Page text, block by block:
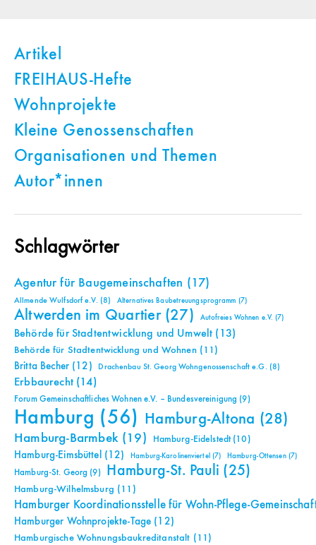
Artikel
FREIHAUS-Hefte
Wohnprojekte
Kleine Genossenschaften
Organisationen und Themen
Autor*innen
Schlagwörter
Agentur für Baugemeinschaften (17)
Allmende Wulfsdorf e.V. (8) Alternatives Baubetreuungsprogramm (7)
Altwerden im Quartier(27) Autofreies Wohnen e.V. (7)
Behörde für Stadtentwicklung und Umwelt (13)
Behörde für Stadtentwicklung und Wohnen(11)
Britta Becher(12) Drachenbau St. Georg Wohngenossenschaft e.G. (8)
Erbbaurecht(14)
Forum Gemeinschaftliches Wohnen e.V. – Bundesvereinigung (9)
Hamburg (56) Hamburg-Altona (28)
Hamburg-Barmbek(19) Hamburg-Eidelstedt(10)
Hamburg-Eimsbüttel (12) Hamburg-Karolinenviertel (7) Hamburg-Ottensen(7)
Hamburg-St. Georg (9) Hamburg-St. Pauli (25)
Hamburg-Wilhelmsburg (11)
Hamburger Koordinationsstelle für Wohn-Pflege-
Hamburger Wohnprojekte-Tage (12)
Hamburgische Wohnungsbaukreditanstalt (11)